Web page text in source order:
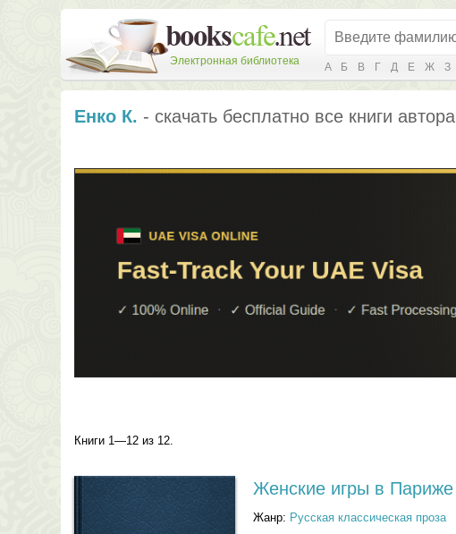
Электронная библиотека А Б В Г Д Е Ж З
Енко К. - скачать бесплатно все книги автора
Книги 1—12 из 12.
Женские игры в Париже
Жанр: Русская классическая проза